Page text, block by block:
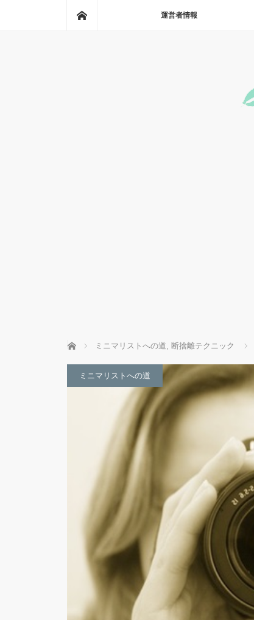
運営者情報
ホーム ミニマリストへの道, 断捨離テクニック
ミニマリストへの道